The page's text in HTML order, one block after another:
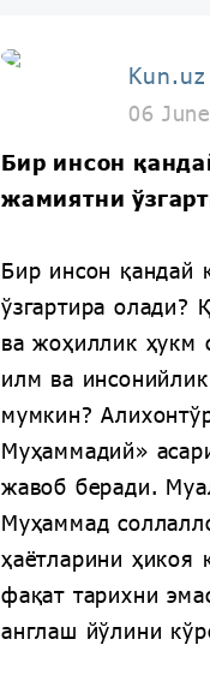
06
Бир инсон
жамиятни
Бир инсон қандай
ўзгартира олади?
ва жоҳиллик ҳукм
илм ва
мумкин?
Муҳаммадий»
жавоб беради.
Муҳаммад
ҳаётларини ҳикоя
фақат тарихни
англаш йўлини